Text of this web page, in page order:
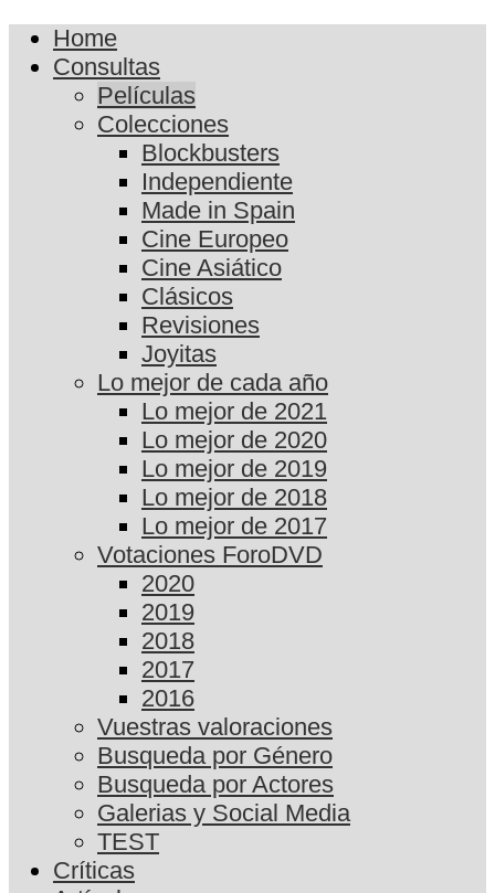
Home
Consultas
Películas
Colecciones
Blockbusters
Independiente
Made in Spain
Cine Europeo
Cine Asiático
Clásicos
Revisiones
Joyitas
Lo mejor de cada año
Lo mejor de 2021
Lo mejor de 2020
Lo mejor de 2019
Lo mejor de 2018
Lo mejor de 2017
Votaciones ForoDVD
2020
2019
2018
2017
2016
Vuestras valoraciones
Busqueda por Género
Busqueda por Actores
Galerias y Social Media
TEST
Críticas